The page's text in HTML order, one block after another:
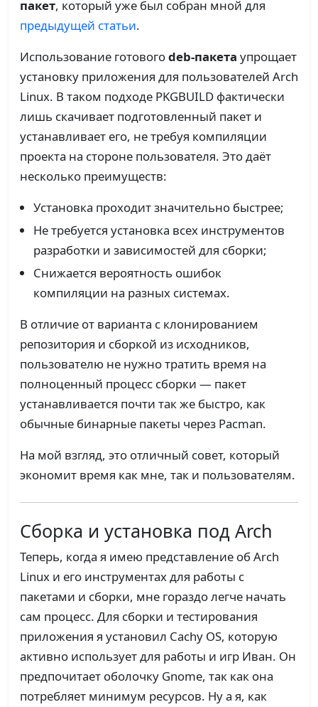
пакет, который уже был собран мной для
предыдущей статьи.
Использование готовогоdeb-пакета упрощает
установку приложения для пользователей Arch
Linux. В таком подходе PKGBUILD фактически
лишь скачивает подготовленный пакет и
устанавливает его, не требуя компиляции
проекта на стороне пользователя. Это даёт
несколько преимуществ:
Установка проходит значительно быстрее;
Не требуется установка всех инструментов
разработки и зависимостей для сборки;
Снижается вероятность ошибок
компиляции на разных системах.
В отличие от варианта с клонированием
репозитория и сборкой из исходников,
пользователю не нужно тратить время на
полноценный процесс сборки — пакет
устанавливается почти так же быстро, как
обычные бинарные пакеты через Pacman.
На мой взгляд, это отличный совет, который
экономит время как мне, так и пользователям.
Сборка и установка под Arch
Теперь, когда я имею представление об Arch
Linux и его инструментах для работы с
пакетами и сборки, мне гораздо легче начать
сам процесс. Для сборки и тестирования
приложения я установил Cachy OS, которую
активно использует для работы и игр Иван. Он
предпочитает оболочку Gnome, так как она
потребляет минимум ресурсов. Ну а я, как